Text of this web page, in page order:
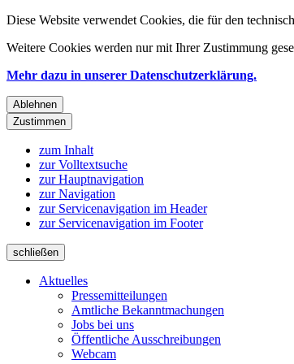
Diese Website verwendet Cookies, die für den
Weitere Cookies werden nur mit Ihrer Zustimmung
Mehr dazu in unserer Datenschutzerklärung.
Ablehnen
Zustimmen
zum Inhalt
zur Volltextsuche
zur Hauptnavigation
zur Navigation
zur Servicenavigation im Header
zur Servicenavigation im Footer
schließen
Aktuelles
Pressemitteilungen
Amtliche Bekanntmachungen
Jobs bei uns
Öffentliche Ausschreibungen
Webcam